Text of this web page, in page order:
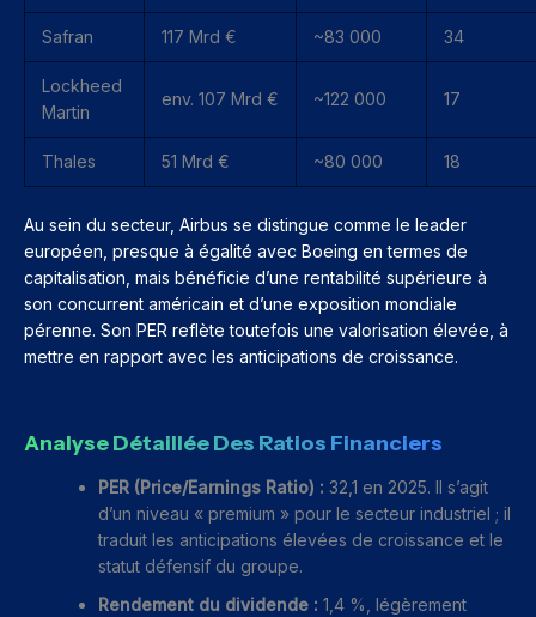
Safran 117 Mrd € ~83 000 34
Lockheed
Martin
env. 107 Mrd € ~122 000 17
Thales 51 Mrd € ~80 000 18
Au sein du secteur, Airbus se distingue comme le leader
européen, presque à égalité avec Boeing en termes de
capitalisation, mais bénéficie d’une rentabilité supérieure à
son concurrent américain et d’une exposition mondiale
pérenne. Son PER reflète toutefois une valorisation élevée, à
mettre en rapport avec les anticipations de croissance.
Analyse Détaillée Des Ratios Financiers
PER (Price/Earnings Ratio) : 32,1 en 2025. Il s’agit
d’un niveau « premium » pour le secteur industriel ; il
traduit les anticipations élevées de croissance et le
statut défensif du groupe.
Rendement du dividende : 1,4 %, légèrement